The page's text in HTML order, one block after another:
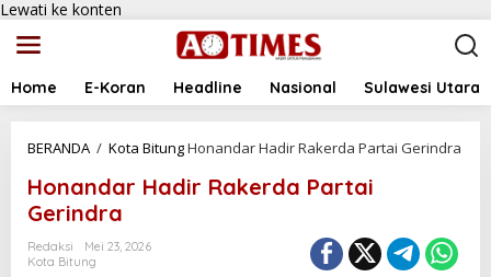
Lewati ke konten
Home E-Koran Headline Nasional Sulawesi Utara
BERANDA / Kota BitungHonandar Hadir Rakerda Partai Gerindra
Honandar Hadir Rakerda Partai
Gerindra
Redaksi
Mei 23, 2026
Kota Bitung